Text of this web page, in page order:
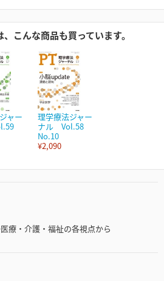
こんな商品も買っています。
ャー
理学療法ジャー
ナル Vol.58
No.10
¥2,090
療・介護・福祉の各視点から